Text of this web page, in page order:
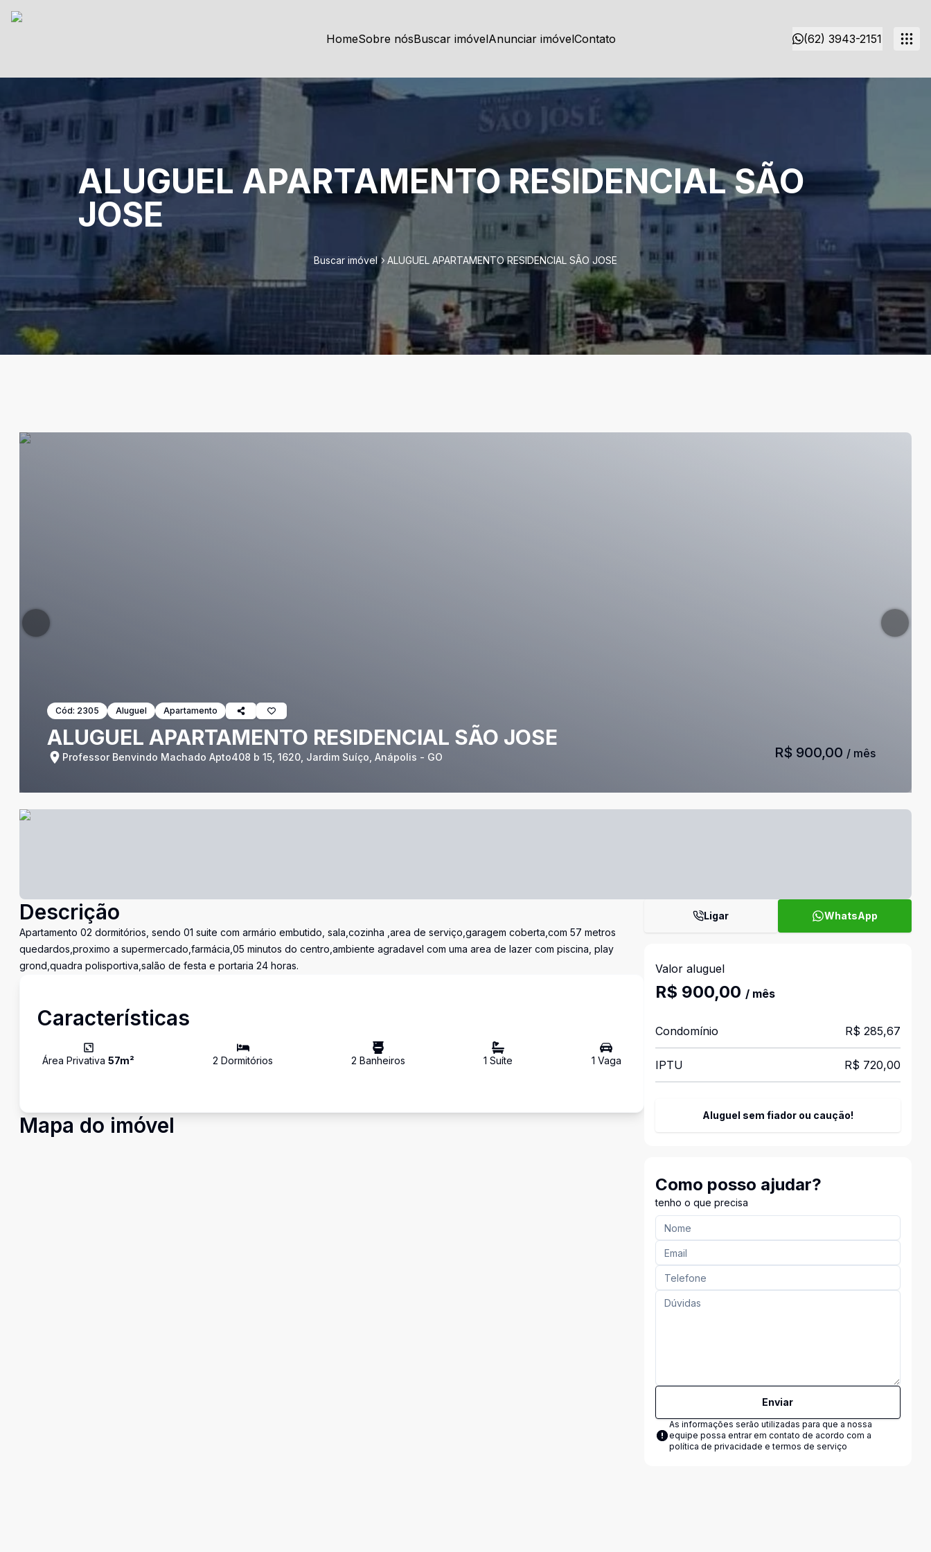
HomeSobre nósBuscar imóvelAnunciar imóvelContato (62) 3943-2151
ALUGUEL APARTAMENTO RESIDENCIAL SÃO
JOSE
Buscar imóvel ALUGUEL APARTAMENTO RESIDENCIAL SÃO JOSE
Cód: 2305 Aluguel Apartamento
ALUGUEL APARTAMENTO RESIDENCIAL SÃO JOSE
Professor Benvindo Machado Apto408 b 15, 1620, Jardim Suíço, Anápolis - GO R$ 900,00 / mês
Descrição
Apartamento 02 dormitórios, sendo 01 suite com armário embutido, sala,cozinha ,area de serviço,garagem coberta,com 57 metros
quedardos,proximo a supermercado,farmácia,05 minutos do centro,ambiente agradavel com uma area de lazer com piscina, play
grond,quadra polisportiva,salão de festa e portaria 24 horas.
Características
Área Privativa 57m² 2 Dormitórios 2 Banheiros 1 Suíte 1 Vaga
Mapa do imóvel
Ligar WhatsApp
Valor aluguel
R$ 900,00 / mês
Condomínio R$ 285,67
IPTU R$ 720,00
Aluguel sem fiador ou caução!
Como posso ajudar?
tenho o que precisa
Enviar
As informações serão utilizadas para que a nossa
equipe possa entrar em contato de acordo com a
política de privacidade e termos de serviço